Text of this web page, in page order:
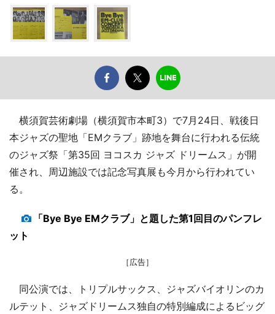
横須賀芸術劇場（横須賀市本町3）で7月24日、戦後日
本ジャズの聖地「EMクラブ」跡地を舞台に行われる伝統
のジャズ祭「第35回 ヨコスカ ジャズ ドリームス」が開
催され、周辺施設では記念写真展も今月から行われてい
る。
「Bye Bye EMクラブ」と題した第1回目のパンフレ
ット
［広告］
同公演では、トリプルサックス、ジャズバイオリンのカ
ルテット、ジャズドリームス独自の特別編成によるビッグ